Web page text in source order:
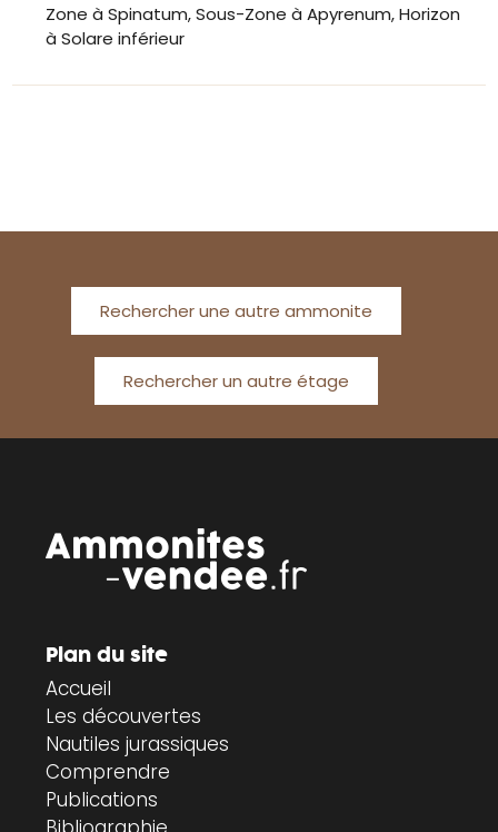
Zone à Spinatum, Sous-Zone à Apyrenum, Horizon
à Solare inférieur
Rechercher une autre ammonite
Rechercher un autre étage
Plan du site
Accueil
Les découvertes
Nautiles jurassiques
Comprendre
Publications